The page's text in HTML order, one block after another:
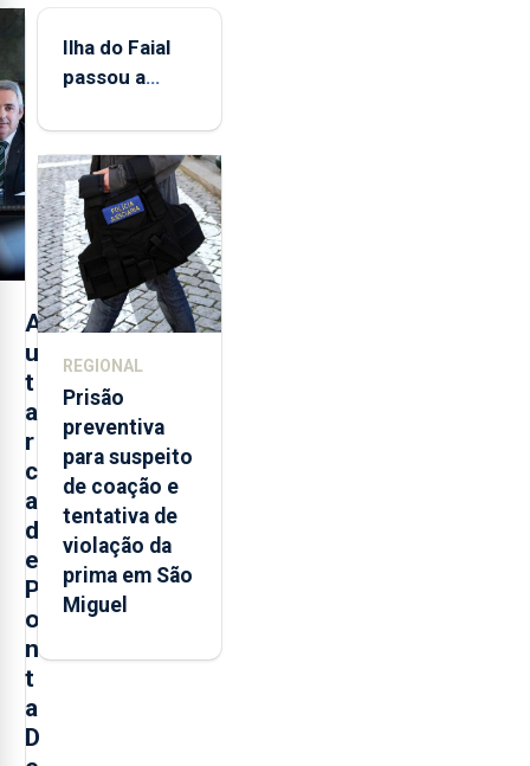
A
u
t
a
r
c
a
d
e
P
o
n
t
a
D
Ilha do Faial
passou a
de
monitorização
de infrassons
dos Açores
REGIONAL
Prisão
preventiva
para suspeito
de coação e
tentativa de
violação da
prima em São
Miguel